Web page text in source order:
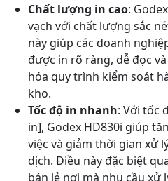
Chất lượng in cao:
vạch với chất lượng sắc
này giúp các doanh
được in rõ ràng, dễ đọc
hóa quy trình kiểm soát
kho.
Tốc độ in nhanh: Với tốc
in], Godex HD830i giúp
việc và giảm thời gian xử
dịch. Điều này đặc biệt
bán lẻ nơi mà nhu cầu xử